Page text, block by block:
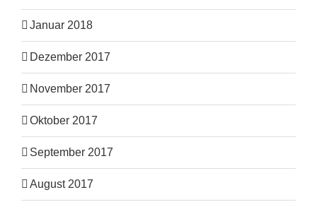
Januar 2018
Dezember 2017
November 2017
Oktober 2017
September 2017
August 2017